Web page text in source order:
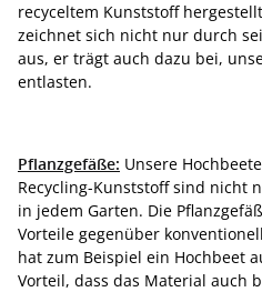
recyceltem Kunststoff
zeichnet sich nicht nur durch
aus, er trägt auch dazu bei,
entlasten.
Pflanzgefäße: Unsere
Recycling-Kunststoff sind nicht
in jedem Garten. Die
Vorteile gegenüber
hat zum Beispiel ein Hochbeet
Vorteil, dass das Material auch